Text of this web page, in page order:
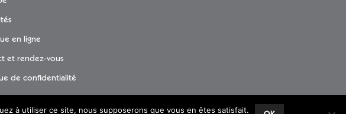
en ligne
et rendez-vous
de confidentialité
à utiliser ce site, nous supposerons que vous en êtes satisfait.